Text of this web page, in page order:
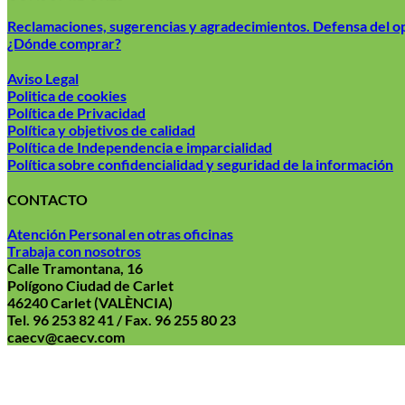
Reclamaciones, sugerencias y agradecimientos. Defensa del
¿Dónde comprar?
Aviso Legal
Politica de cookies
Política de Privacidad
Política y objetivos de calidad
Política de Independencia e imparcialidad
Política sobre confidencialidad y seguridad de la información
CONTACTO
Atención Personal en otras oficinas
Trabaja con nosotros
Calle Tramontana, 16
Polígono Ciudad de Carlet
46240 Carlet (VALÈNCIA)
Tel. 96 253 82 41 / Fax. 96 255 80 23
caecv@caecv.com